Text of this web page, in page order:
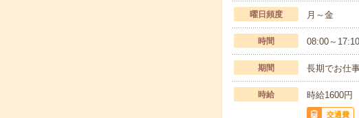
曜日頻度 月～金
時間 08:00～17:10
期間 長期でお仕
時給 時給1600円
交通費